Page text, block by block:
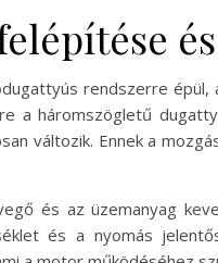
rendszerre
a háromszögletű
változik. Ennek a
és az üzemanyag
és a nyomás